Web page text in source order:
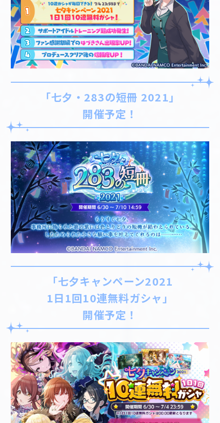
「七夕・283の短冊 2021」
開催予定！
「七夕キャンペーン2021
1日1回10連無料ガシャ」
開催予定！